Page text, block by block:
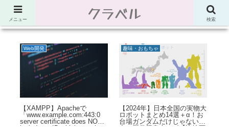
節約、こだわり、使い道。「決め手」がわかる比較サイト。でしたが最近は雑
多なブログ
Web開発
【XAMPP】Apacheで
「www.example.com:443:0
server certificate does NOT
趣味・おもちゃ
【2024年】日本全国の実物大
ロボットまとめ14選＋α！お
台場ガンダムだけじゃない迫
メニュー クラベル 検索